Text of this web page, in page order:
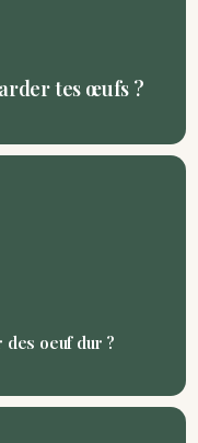
tes œufs ?
oeuf dur ?